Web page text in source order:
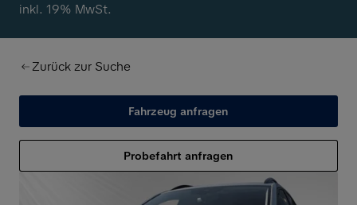
inkl. 19% MwSt.
Zurück zur Suche
Fahrzeug anfragen
Probefahrt anfragen